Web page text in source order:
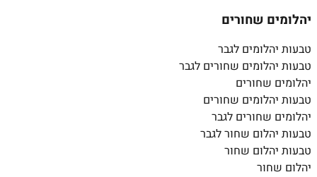
יהלומים שחורים
טבעות יהלומים לגבר
טבעות יהלומים שחורים לגבר
יהלומים שחורים
טבעות יהלומים שחורים
יהלומים שחורים לגבר
טבעות יהלום שחור לגבר
טבעות יהלום שחור
יהלום שחור